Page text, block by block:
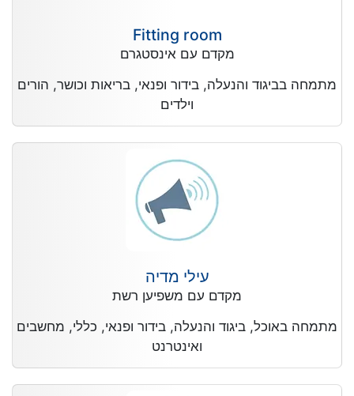
Fitting room
מקדם עם אינסטגרם
מתמחה בביגוד והנעלה, בידור ופנאי, בריאות וכושר, הורים
וילדים
עילי מדיה
מקדם עם משפיען רשת
מתמחה באוכל, ביגוד והנעלה, בידור ופנאי, כללי, מחשבים
ואינטרנט